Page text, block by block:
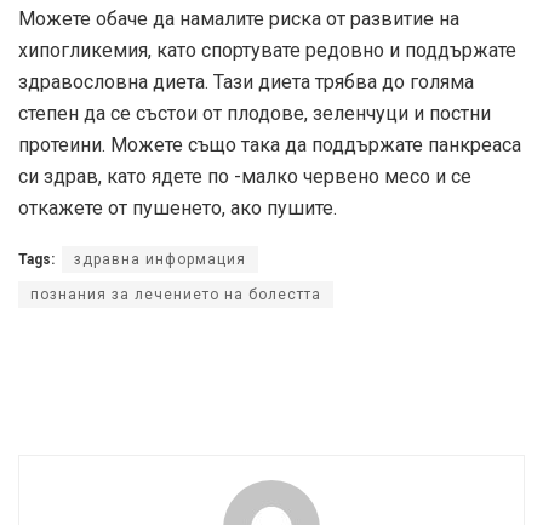
Можете обаче да намалите риска от развитие на
хипогликемия, като спортувате редовно и поддържате
здравословна диета. Тази диета трябва до голяма
степен да се състои от плодове, зеленчуци и постни
протеини. Можете също така да поддържате панкреаса
си здрав, като ядете по -малко червено месо и се
откажете от пушенето, ако пушите.
Tags: здравна информация
познания за лечението на болестта